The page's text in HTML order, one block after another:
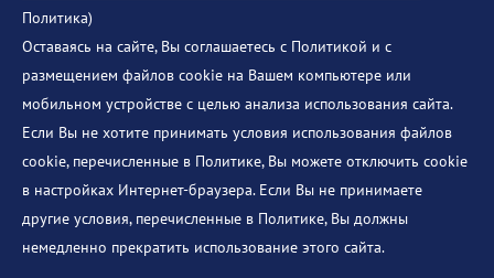
Политика)
Оставаясь на сайте, Вы соглашаетесь с Политикой и с
размещением файлов cookie на Вашем компьютере или
мобильном устройстве с целью анализа использования сайта.
Если Вы не хотите принимать условия использования файлов
cookie, перечисленные в Политике, Вы можете отключить cookie
в настройках Интернет-браузера. Если Вы не принимаете
другие условия, перечисленные в Политике, Вы должны
немедленно прекратить использование этого сайта.